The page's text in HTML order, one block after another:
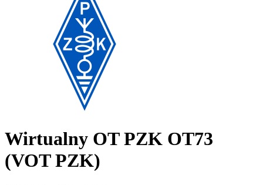
Wirtualny OT PZK OT73
(VOT PZK)